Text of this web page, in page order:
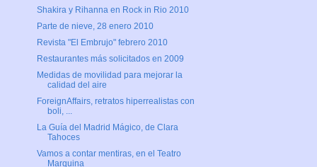
Shakira y Rihanna en Rock in Rio 2010
Parte de nieve, 28 enero 2010
Revista "El Embrujo" febrero 2010
Restaurantes más solicitados en 2009
Medidas de movilidad para mejorar la
calidad del aire
ForeignAffairs, retratos hiperrealistas con
boli, ...
La Guía del Madrid Mágico, de Clara
Tahoces
Vamos a contar mentiras, en el Teatro
Marquina